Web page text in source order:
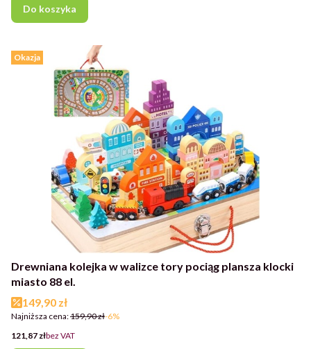
Do koszyka
Okazja
Drewniana kolejka w walizce tory pociąg plansza klocki
miasto 88 el.
Cena promocyjna
149,90 zł
Najniższa cena:159,90 zł-6%
Cena
121,87 złbez VAT